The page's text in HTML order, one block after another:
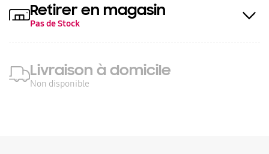
Retirer en magasin
Pas de Stock
Livraison à domicile
Non disponible